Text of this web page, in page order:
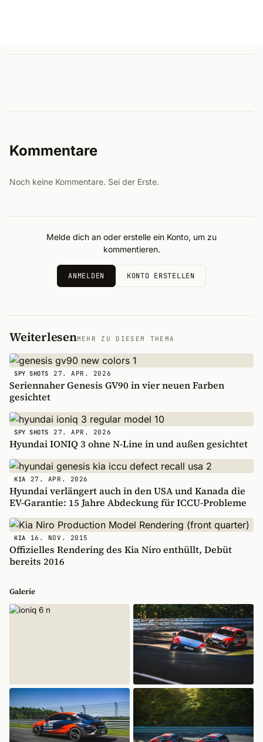
Kommentare
Noch keine Kommentare. Sei der Erste.
Melde dich an oder erstelle ein Konto, um zu
kommentieren.
ANMELDEN KONTO ERSTELLEN
WeiterlesenMEHR ZU DIESEM THEMA
SPY SHOTS 27. APR. 2026
Seriennaher Genesis GV90 in vier neuen Farben
gesichtet
SPY SHOTS 27. APR. 2026
Hyundai IONIQ 3 ohne N-Line in und außen gesichtet
KIA 27. APR. 2026
Hyundai verlängert auch in den USA und Kanada die
EV-Garantie: 15 Jahre Abdeckung für ICCU-Probleme
KIA 16. NOV. 2015
Offizielles Rendering des Kia Niro enthüllt, Debüt
bereits 2016
Galerie